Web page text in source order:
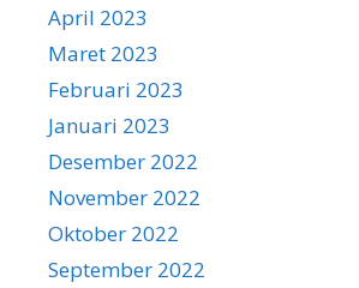
April 2023
Maret 2023
Februari 2023
Januari 2023
Desember 2022
November 2022
Oktober 2022
September 2022